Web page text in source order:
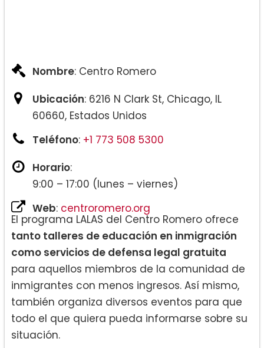
Nombre: Centro Romero
Ubicación: 6216 N Clark St, Chicago, IL
60660, Estados Unidos
Teléfono: +1 773 508 5300
Horario:
9:00 – 17:00 (lunes – viernes)
Web: centroromero.org
El programa LALAS del Centro Romero ofrece
tanto talleres de educación en inmigración
como servicios de defensa legal gratuita
para aquellos miembros de la comunidad de
inmigrantes con menos ingresos. Así mismo,
también organiza diversos eventos para que
todo el que quiera pueda informarse sobre su
situación.